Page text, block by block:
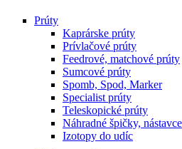
Prúty
Kaprárske prúty
Prívlačové prúty
Feedrové, matchové prúty
Sumcové prúty
Spomb, Spod, Marker
Specialist prúty
Teleskopické prúty
Náhradné špičky, nástavce
Izotopy do udíc